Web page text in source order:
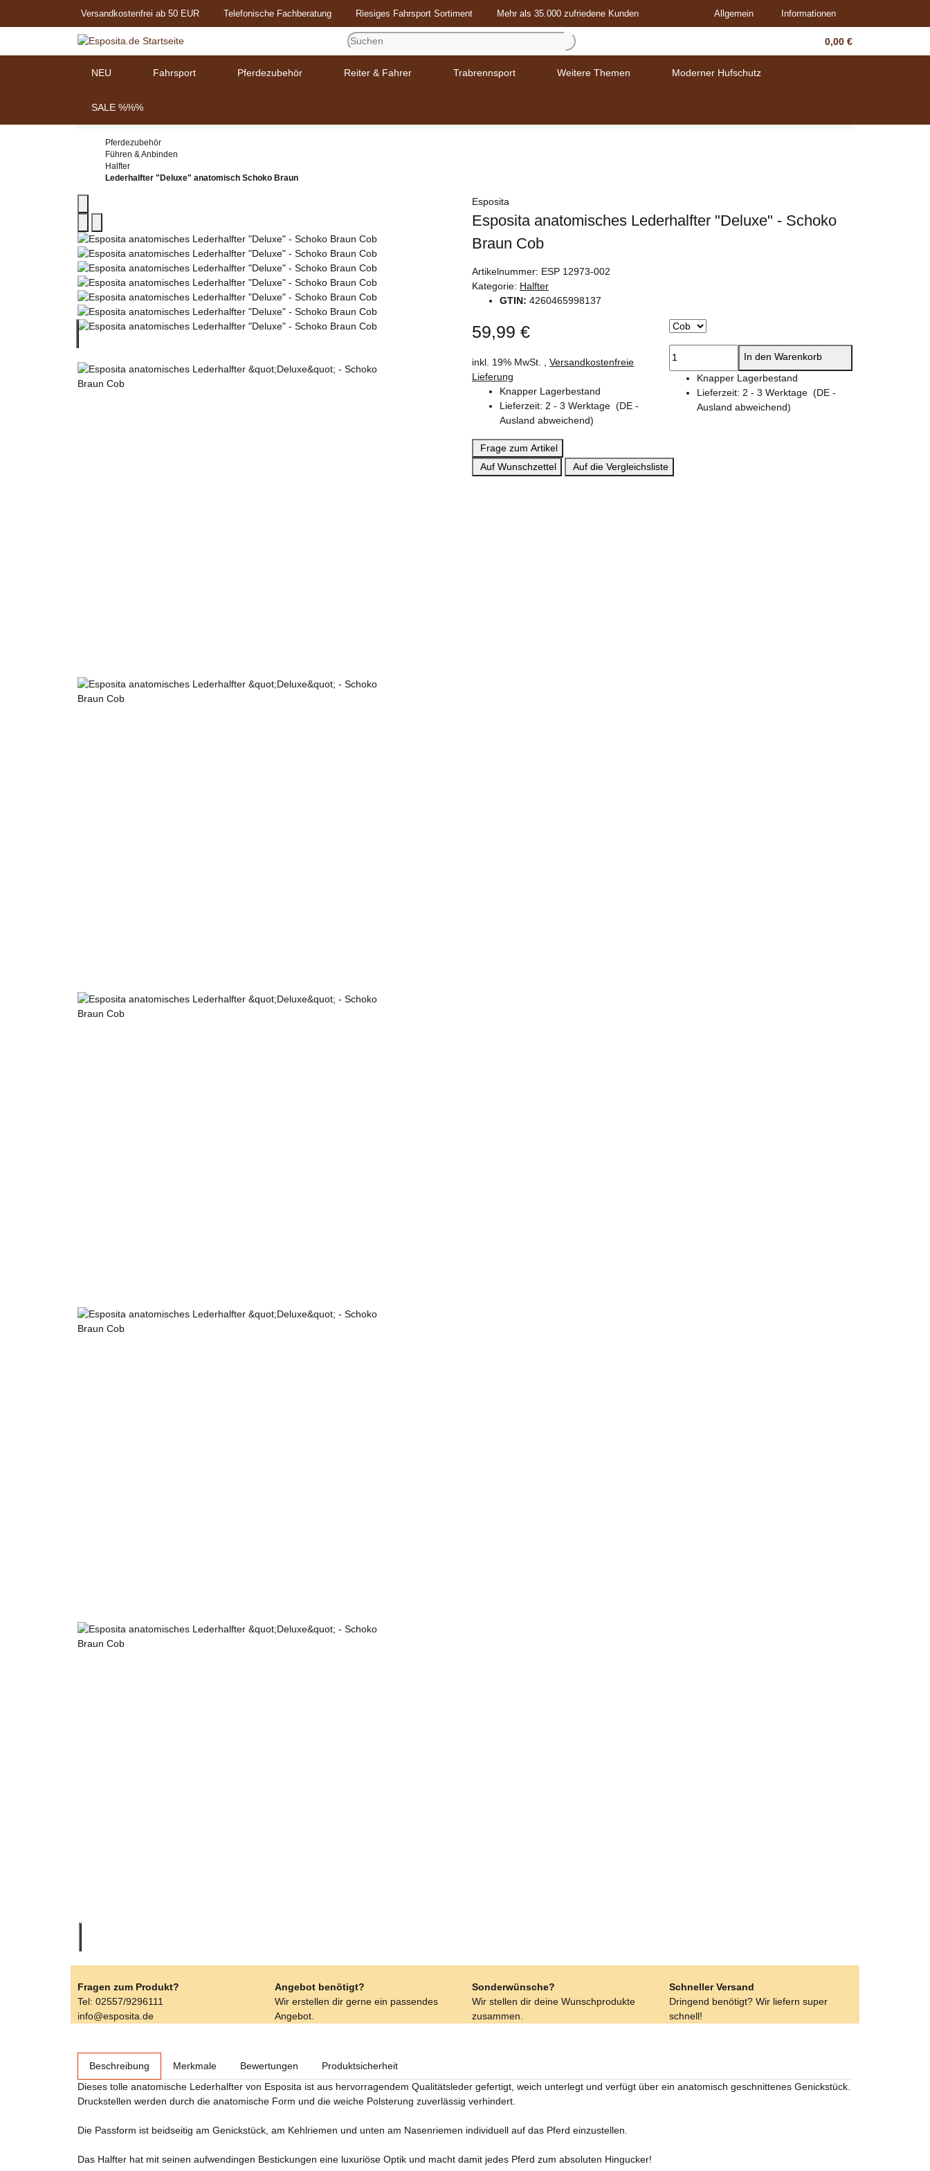
Versandkostenfrei ab 50 EUR Telefonische Fachberatung Riesiges Fahrsport Sortiment Mehr als 35.000 zufriedene Kunden Allgemein Informationen
0,00 €
NEU Fahrsport Pferdezubehör Reiter & Fahrer Trabrennsport Weitere Themen Moderner Hufschutz
SALE %%%
Pferdezubehör
Führen & Anbinden
Halfter
Lederhalfter "Deluxe" anatomisch Schoko Braun
Esposita
Esposita anatomisches Lederhalfter "Deluxe" - Schoko
Braun Cob
Artikelnummer: ESP 12973-002
Kategorie: Halfter
GTIN: 4260465998137
59,99 €
inkl. 19% MwSt. , Versandkostenfreie
Lieferung
Knapper Lagerbestand
Lieferzeit: 2 - 3 Werktage (DE -
Ausland abweichend)
In den Warenkorb
Knapper Lagerbestand
Lieferzeit: 2 - 3 Werktage (DE -
Ausland abweichend)
Frage zum Artikel
Auf Wunschzettel
Auf die Vergleichsliste
Fragen zum Produkt?
Tel: 02557/9296111
info@esposita.de
Angebot benötigt?
Wir erstellen dir gerne ein passendes
Angebot.
Sonderwünsche?
Wir stellen dir deine Wunschprodukte
zusammen.
Schneller Versand
Dringend benötigt? Wir liefern super
schnell!
Beschreibung Merkmale Bewertungen
Produktsicherheit
Dieses tolle anatomische Lederhalfter von Esposita ist aus hervorragendem Qualitätsleder gefertigt, weich unterlegt und verfügt über ein anatomisch geschnittenes Genickstück.
Druckstellen werden durch die anatomische Form und die weiche Polsterung zuverlässig verhindert.
Die Passform ist beidseitig am Genickstück, am Kehlriemen und unten am Nasenriemen individuell auf das Pferd einzustellen.
Das Halfter hat mit seinen aufwendingen Bestickungen eine luxuriöse Optik und macht damit jedes Pferd zum absoluten Hingucker!